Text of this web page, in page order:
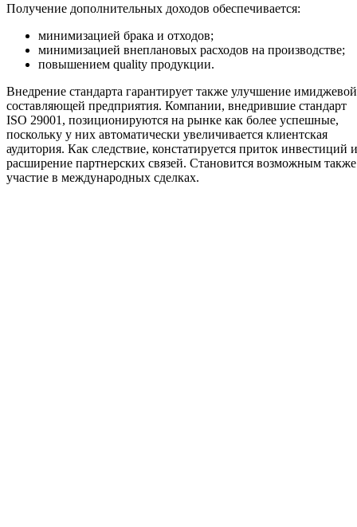
Получение дополнительных доходов обеспечивается:
минимизацией брака и отходов;
минимизацией внеплановых расходов на производстве;
повышением quality продукции.
Внедрение стандарта гарантирует также улучшение имиджевой
составляющей предприятия. Компании, внедрившие стандарт
ISO 29001, позиционируются на рынке как более успешные,
поскольку у них автоматически увеличивается клиентская
аудитория. Как следствие, констатируется приток инвестиций и
расширение партнерских связей. Становится возможным также
участие в международных сделках.